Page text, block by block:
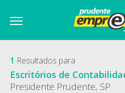
1 Resultados para
Escritórios de
Presidente Prudente, SP